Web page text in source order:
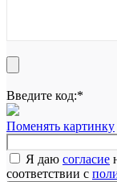
Введите код:*
Поменять картинку
Я даю согласие
соответствии с